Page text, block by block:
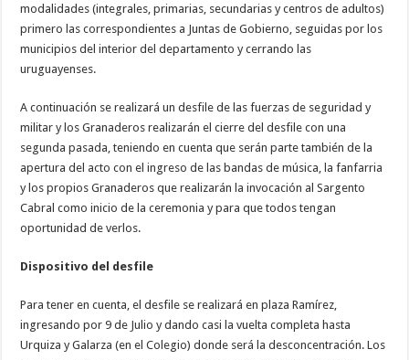
modalidades (integrales, primarias, secundarias y centros de adultos)
primero las correspondientes a Juntas de Gobierno, seguidas por los
municipios del interior del departamento y cerrando las
uruguayenses.
A continuación se realizará un desfile de las fuerzas de seguridad y
militar y los Granaderos realizarán el cierre del desfile con una
segunda pasada, teniendo en cuenta que serán parte también de la
apertura del acto con el ingreso de las bandas de música, la fanfarria
y los propios Granaderos que realizarán la invocación al Sargento
Cabral como inicio de la ceremonia y para que todos tengan
oportunidad de verlos.
Dispositivo del desfile
Para tener en cuenta, el desfile se realizará en plaza Ramírez,
ingresando por 9 de Julio y dando casi la vuelta completa hasta
Urquiza y Galarza (en el Colegio) donde será la desconcentración. Los